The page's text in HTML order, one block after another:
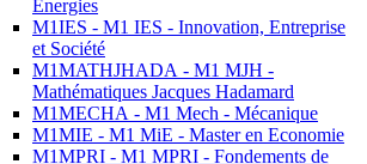
Energies
M1IES - M1 IES - Innovation, Entreprise
et Société
M1MATHJHADA - M1 MJH -
Mathématiques Jacques Hadamard
M1MECHA - M1 Mech - Mécanique
M1MIE - M1 MiE - Master en Economie
M1MPRI - M1 MPRI - Fondements de